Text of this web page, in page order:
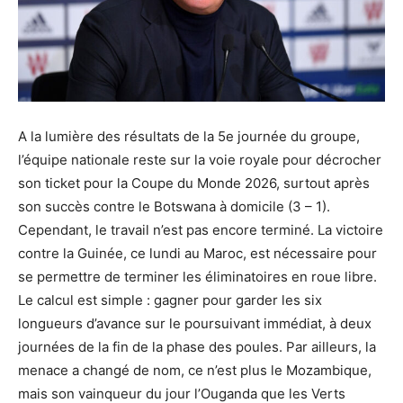
A la lumière des résultats de la 5e journée du groupe,
l’équipe nationale reste sur la voie royale pour décrocher
son ticket pour la Coupe du Monde 2026, surtout après
son succès contre le Botswana à domicile (3 – 1).
Cependant, le travail n’est pas encore terminé. La victoire
contre la Guinée, ce lundi au Maroc, est nécessaire pour
se permettre de terminer les éliminatoires en roue libre.
Le calcul est simple : gagner pour garder les six
longueurs d’avance sur le poursuivant immédiat, à deux
journées de la fin de la phase des poules. Par ailleurs, la
menace a changé de nom, ce n’est plus le Mozambique,
mais son vainqueur du jour l’Ouganda que les Verts